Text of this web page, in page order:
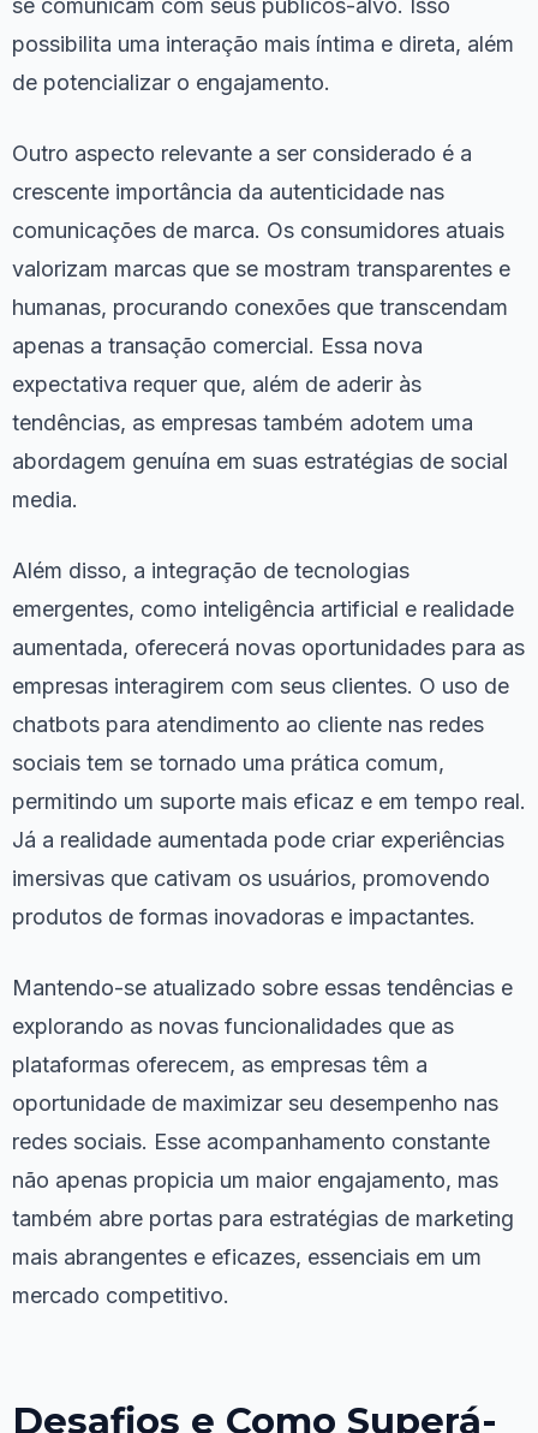
se comunicam com seus públicos-alvo. Isso
possibilita uma interação mais íntima e direta, além
de potencializar o engajamento.
Outro aspecto relevante a ser considerado é a
crescente importância da autenticidade nas
comunicações de marca. Os consumidores atuais
valorizam marcas que se mostram transparentes e
humanas, procurando conexões que transcendam
apenas a transação comercial. Essa nova
expectativa requer que, além de aderir às
tendências, as empresas também adotem uma
abordagem genuína em suas estratégias de social
media.
Além disso, a integração de tecnologias
emergentes, como inteligência artificial e realidade
aumentada, oferecerá novas oportunidades para as
empresas interagirem com seus clientes. O uso de
chatbots para atendimento ao cliente nas redes
sociais tem se tornado uma prática comum,
permitindo um suporte mais eficaz e em tempo real.
Já a realidade aumentada pode criar experiências
imersivas que cativam os usuários, promovendo
produtos de formas inovadoras e impactantes.
Mantendo-se atualizado sobre essas tendências e
explorando as novas funcionalidades que as
plataformas oferecem, as empresas têm a
oportunidade de maximizar seu desempenho nas
redes sociais. Esse acompanhamento constante
não apenas propicia um maior engajamento, mas
também abre portas para estratégias de marketing
mais abrangentes e eficazes, essenciais em um
mercado competitivo.
Desafios e Como Superá-